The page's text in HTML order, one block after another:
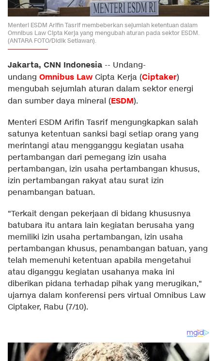
Menteri ESDM Arifin Tasrif membeberkan sejumlah ketentuan dalam
Omnibus Law Cipta Kerja yang mengubah aturan pada sektor ESDM.
(ANTARA FOTO/Didik Setiawan).
Jakarta, CNN Indonesia -- Undang-
undang Omnibus Law Cipta Kerja (Ciptaker)
mengubah sejumlah aturan dalam sektor energi
dan sumber daya mineral (ESDM).
Menteri ESDM Arifin Tasrif mengungkapkan salah
satunya ketentuan sanksi bagi setiap orang yang
merintangi atau mengganggu kegiatan usaha
pertambangan dari pemegang izin usaha
pertambangan, izin usaha pertambangan khusus,
izin pertambangan rakyat atau surat izin
penambangan batuan.
"Terkait dengan pekerjaan di bidang khususnya
batubara itu antara lain kegiatan berusaha yang
memiliki izin usaha pertambangan, izin usaha
pertambangan khusus, penambangan batuan, yang
telah memenuhi ketentuan apabila mengetahui
atau diganggu kegiatan usahanya maka ini
diberikan pidana terhadap pihak yang merugikan,"
ujarnya dalam konferensi pers virtual Omnibus Law
Ciptaker, Rabu (7/10).